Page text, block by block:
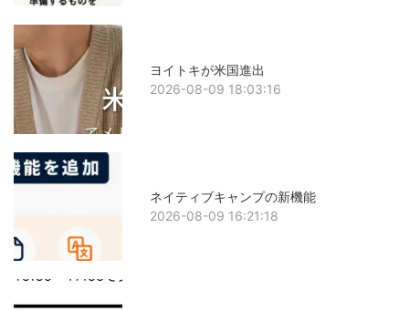
ヨイトキが米国進出
2026-08-09 18:03:16
ネイティブキャンプの新機能
2026-08-09 16:21:18